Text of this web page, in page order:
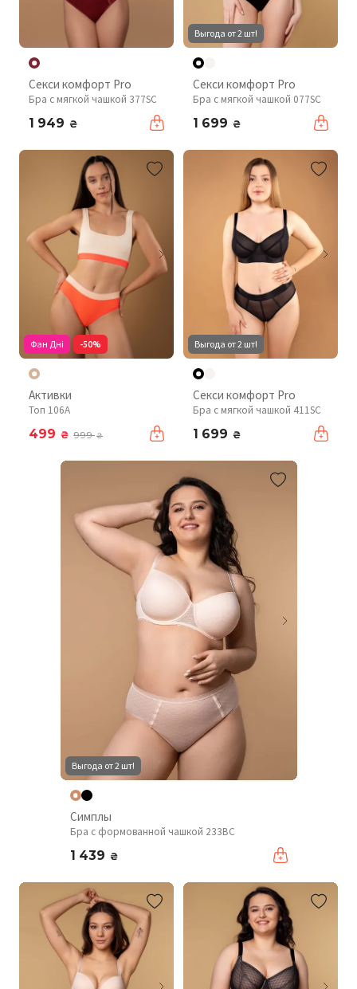
Секси комфорт Pro
Бра с мягкой чашкой 377SC
1 949 ₴
Выгода от 2 шт!
Секси комфорт Pro
Бра с мягкой чашкой 077SC
1 699 ₴
Фан Дні -50%
Активки
Топ 106A
499 ₴ 999₴
Выгода от 2 шт!
Секси комфорт Pro
Бра с мягкой чашкой 411SC
1 699 ₴
Выгода от 2 шт!
Симплы
Бра с формованной чашкой 233BC
1 439 ₴